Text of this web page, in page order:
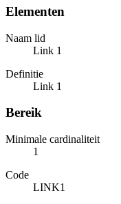
Elementen
Naam lid
Link 1
Definitie
Link 1
Bereik
Minimale cardinaliteit
1
Code
LINK1